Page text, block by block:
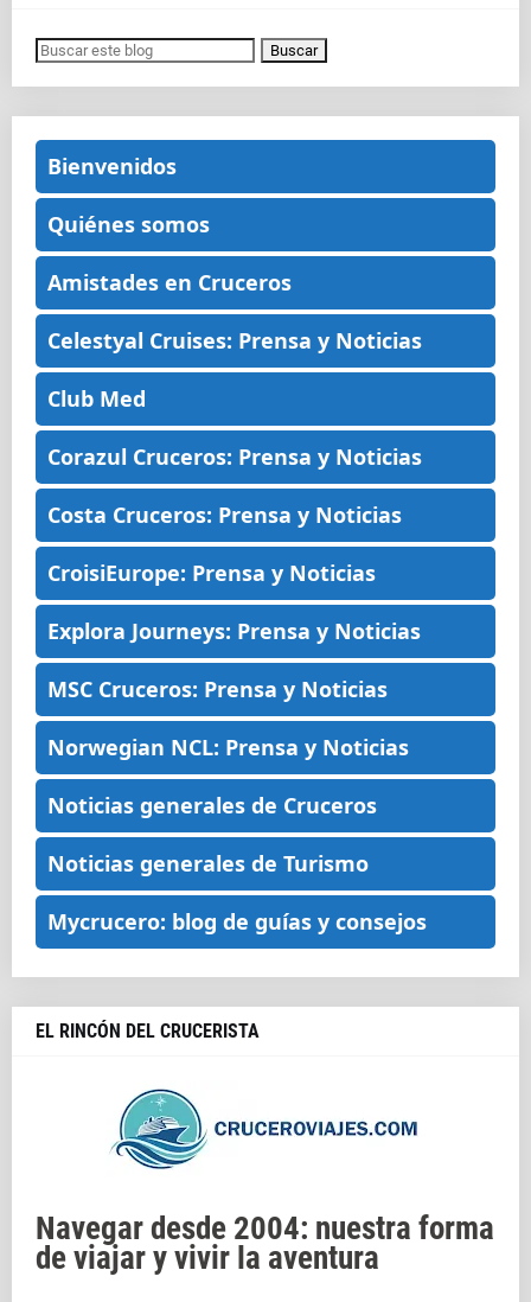
Bienvenidos
Quiénes somos
Amistades en Cruceros
Celestyal Cruises: Prensa y Noticias
Club Med
Corazul Cruceros: Prensa y Noticias
Costa Cruceros: Prensa y Noticias
CroisiEurope: Prensa y Noticias
Explora Journeys: Prensa y Noticias
MSC Cruceros: Prensa y Noticias
Norwegian NCL: Prensa y Noticias
Noticias generales de Cruceros
Noticias generales de Turismo
Mycrucero: blog de guías y consejos
EL RINCÓN DEL CRUCERISTA
Navegar desde 2004: nuestra forma
de viajar y vivir la aventura